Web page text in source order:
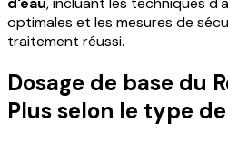
optimales et les mesures de
traitement réussi.
Dosage de base du
Plus selon le type